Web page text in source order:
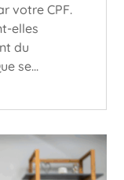
votre CPF.
elles
du
se...